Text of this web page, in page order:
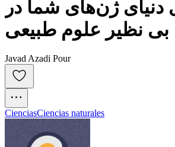
ژن‌های شما در
نظیر علوم طبیعی
Javad Azadi Pour
CienciasCiencias naturales